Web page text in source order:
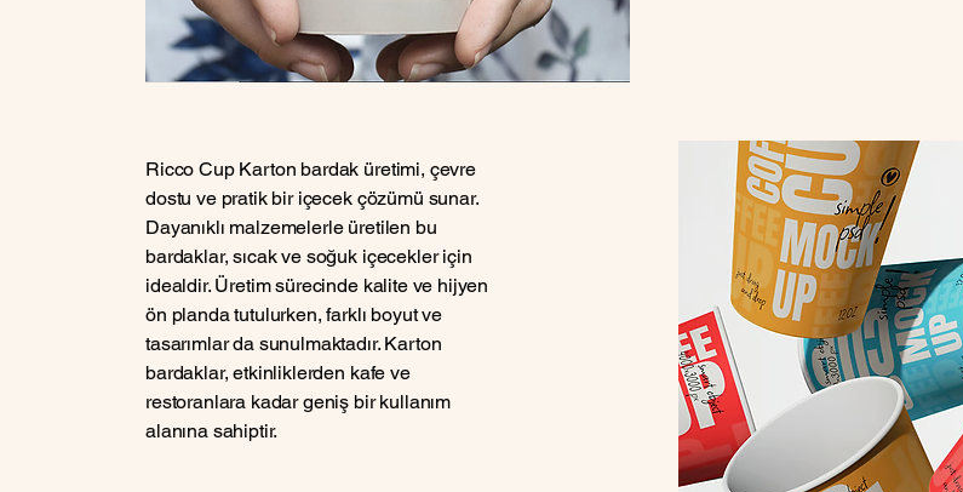
Ricco Cup Karton bardak üretimi, çevre
dostu ve pratik bir içecek çözümü sunar.
Dayanıklı malzemelerle üretilen bu
bardaklar, sıcak ve soğuk içecekler için
idealdir. Üretim sürecinde kalite ve hijyen
ön planda tutulurken, farklı boyut ve
tasarımlar da sunulmaktadır. Karton
bardaklar, etkinliklerden kafe ve
restoranlara kadar geniş bir kullanım
alanına sahiptir.